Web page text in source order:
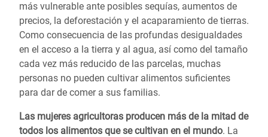
más vulnerable ante posibles sequías, aumentos de
precios, la deforestación y el acaparamiento de tierras.
Como consecuencia de las profundas desigualdades
en el acceso a la tierra y al agua, así como del tamaño
cada vez más reducido de las parcelas, muchas
personas no pueden cultivar alimentos suficientes
para dar de comer a sus familias.
Las mujeres agricultoras producen más de la mitad de
todos los alimentos que se cultivan en el mundo. La